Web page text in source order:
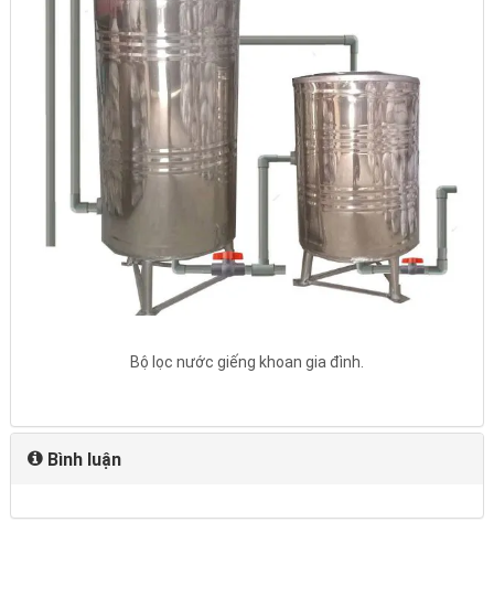
Bộ lọc nước giếng khoan gia đình.
Bình luận